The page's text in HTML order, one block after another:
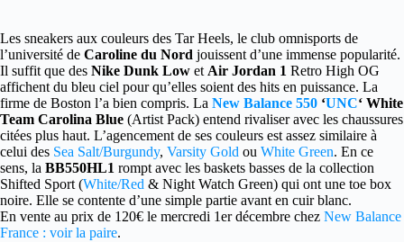
Les sneakers aux couleurs des Tar Heels, le club omnisports de
l’université de Caroline du Nord jouissent d’une immense popularité.
Il suffit que des Nike Dunk Low et Air Jordan 1 Retro High OG
affichent du bleu ciel pour qu’elles soient des hits en puissance. La
firme de Boston l’a bien compris. La New Balance 550 ‘UNC‘ White
Team Carolina Blue (Artist Pack) entend rivaliser avec les chaussures
citées plus haut. L’agencement de ses couleurs est assez similaire à
celui des Sea Salt/Burgundy, Varsity Gold ou White Green. En ce
sens, la BB550HL1 rompt avec les baskets basses de la collection
Shifted Sport (White/Red & Night Watch Green) qui ont une toe box
noire. Elle se contente d’une simple partie avant en cuir blanc.
En vente au prix de 120€ le mercredi 1er décembre chez New Balance
France : voir la paire.